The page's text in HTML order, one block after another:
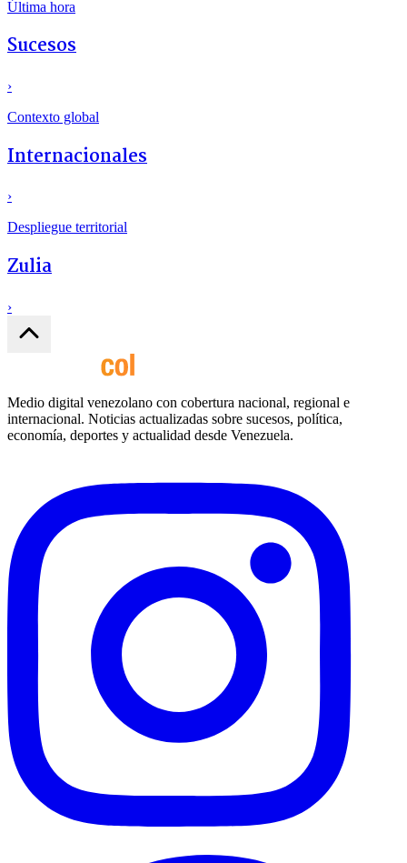
Última hora
Sucesos
›
Contexto global
Internacionales
›
Despliegue territorial
Zulia
›
Medio digital venezolano con cobertura nacional, regional e
internacional. Noticias actualizadas sobre sucesos, política,
economía, deportes y actualidad desde Venezuela.